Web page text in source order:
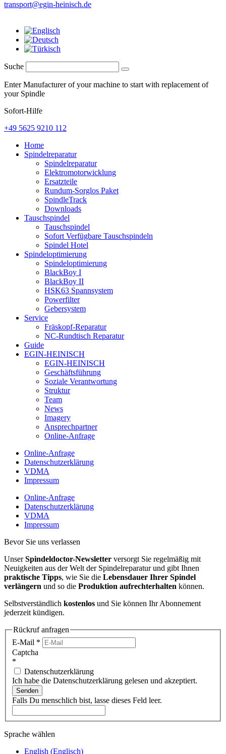
transport@egin-heinisch.de
Suche
Enter Manufacturer of your machine to start with replacement of
your Spindle
Sofort-Hilfe
+49 5625 9210 112
Home
Spindelreparatur
Spindelreparatur
Elektromotorwicklung
Ersatzteile
Rundum-Sorglos Paket
SpindleTrack
Downloads
Tauschspindel
Tauschspindel
Sofort Verfügbare Tauschspindeln
Spindel Hotel
Spindeloptimierung
Spindeloptimierung
BlackBoy I
BlackBoy II
HSK63 Spannsystem
Powerfilter
Gebersystem
Service
Fräskopf-Reparatur
NC-Rundtisch Reparatur
Guide
EGIN-HEINISCH
EGIN-HEINISCH
Geschäftsführung
Soziale Verantwortung
Struktur
Team
News
Imagery
Ansprechpartner
Online-Anfrage
Online-Anfrage
Datenschutzerklärung
VDMA
Impressum
Online-Anfrage
Datenschutzerklärung
VDMA
Impressum
Bevor Sie uns verlassen
UnserSpindeldoctor-Newsletter versorgt Sie regelmäßig mit
Neuigkeiten aus der Welt der Spindelreparatur und gibt Ihnen
praktische Tipps, wie Sie die Lebensdauer Ihrer Spindel
verlängern und so die Produktion aufrechterhalten können.
Selbstverständlich kostenlos und Sie können Ihr Abonnement
jederzeit kündigen.
Rückruf anfragen
E-Mail *
Captcha
*
Datenschutzerklärung
Ich habe die Datenschutzerklärung gelesen und akzeptiert.
Senden
Falls Du menschlich bist, lasse dieses Feld leer.
Sprache wählen
English (Englisch)